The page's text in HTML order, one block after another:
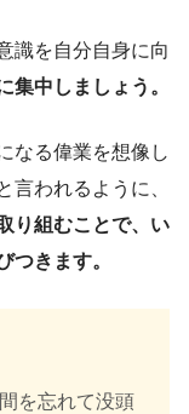
識を自分自身に向
集中しましょう。
なる偉業を想像し
言われるように、
り組むことで、い
つきます。
を忘れて没頭